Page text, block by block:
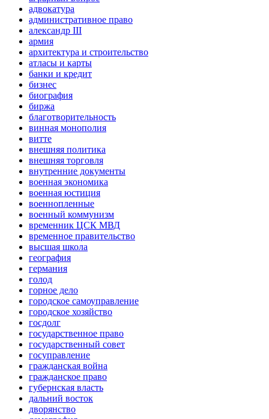
адвокатура
административное право
александр III
армия
архитектура и строительство
атласы и карты
банки и кредит
бизнес
биография
биржа
благотворительность
винная монополия
витте
внешняя политика
внешняя торговля
внутренние документы
военная экономика
военная юстиция
военнопленные
военный коммунизм
временник ЦСК МВД
временное правительство
высшая школа
география
германия
голод
горное дело
городское самоуправление
городское хозяйство
госдолг
государственное право
государственный совет
госуправление
гражданская война
гражданское право
губернская власть
дальний восток
дворянство